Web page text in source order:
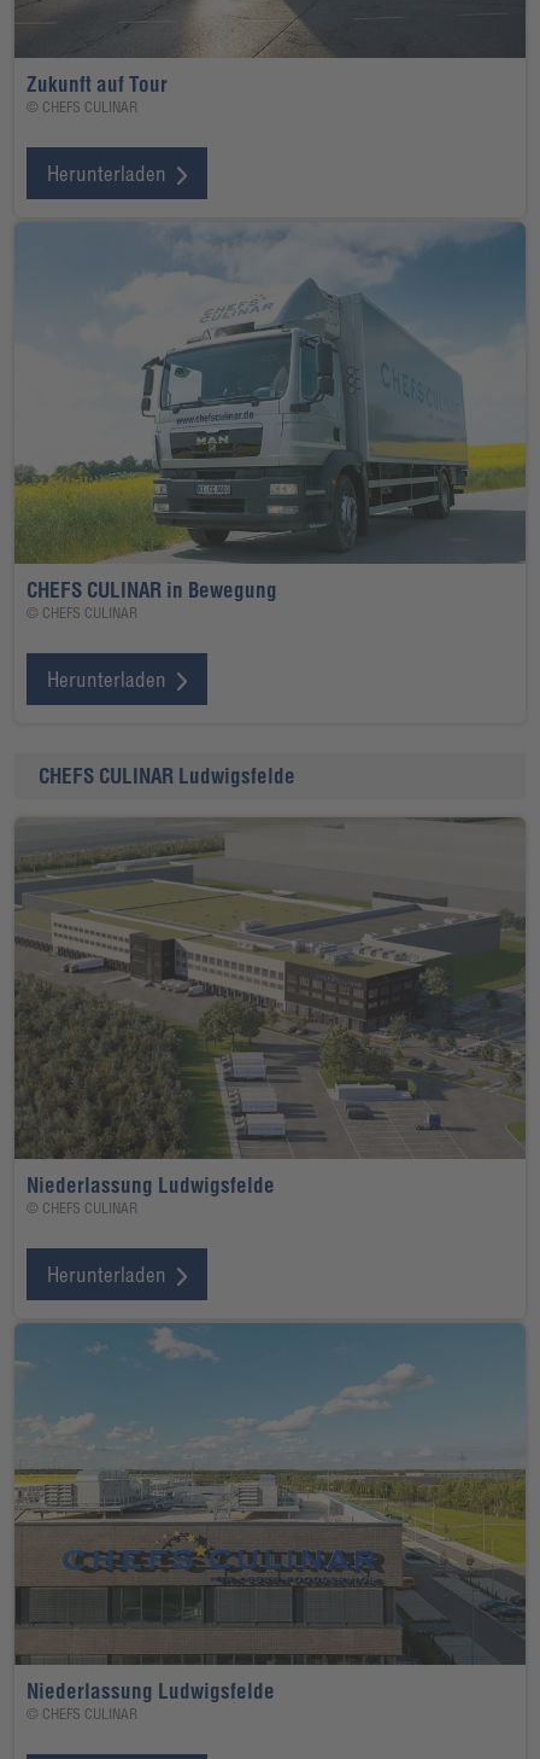
Zukunft auf Tour
© CHEFS CULINAR
Herunterladen
CHEFS CULINAR in Bewegung
© CHEFS CULINAR
Herunterladen
CHEFS CULINAR Ludwigsfelde
Niederlassung Ludwigsfelde
© CHEFS CULINAR
Herunterladen
Niederlassung Ludwigsfelde
© CHEFS CULINAR